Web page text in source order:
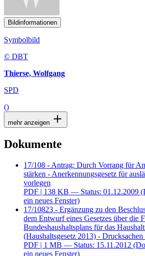
Bildinformationen
Symbolbild
© DBT
Thierse, Wolfgang
SPD
()
mehr anzeigen
Dokumente
17/108 - Antrag: Durch Vorrang für
stärken - Anerkennungsgesetz für
vorlegen
PDF | 138 KB — Status: 01.12.2009
ein neues Fenster)
17/10823 - Ergänzung zu den
dem Entwurf eines Gesetzes über die
Bundeshaushaltsplans für das
(Haushaltsgesetz 2013) -
PDF | 1 MB — Status: 15.11.2012
ein neues Fenster)